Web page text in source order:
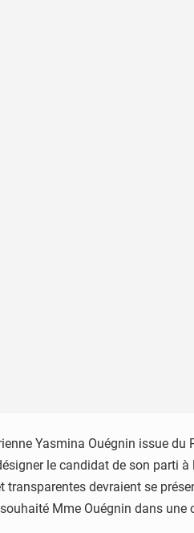
Yasmina Ouégnin issue du
le candidat de son parti
transparentes devraient se
Mme Ouégnin dans